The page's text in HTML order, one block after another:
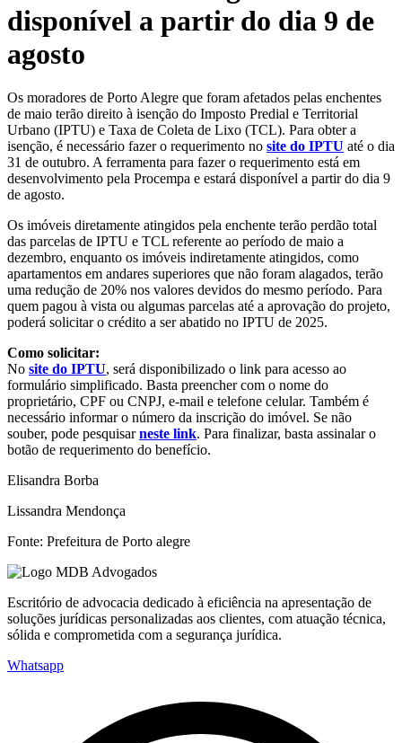
disponível a partir do dia 9 de
agosto
Os moradores de Porto Alegre que foram afetados pelas enchentes
de maio terão direito à isenção do Imposto Predial e Territorial
Urbano (IPTU) e Taxa de Coleta de Lixo (TCL). Para obter a
isenção, é necessário fazer o requerimento no site do IPTU até o dia
31 de outubro. A ferramenta para fazer o requerimento está em
desenvolvimento pela Procempa e estará disponível a partir do dia 9
de agosto.
Os imóveis diretamente atingidos pela enchente terão perdão total
das parcelas de IPTU e TCL referente ao período de maio a
dezembro, enquanto os imóveis indiretamente atingidos, como
apartamentos em andares superiores que não foram alagados, terão
uma redução de 20% nos valores devidos do mesmo período. Para
quem pagou à vista ou algumas parcelas até a aprovação do projeto,
poderá solicitar o crédito a ser abatido no IPTU de 2025.
Como solicitar:
No site do IPTU, será disponibilizado o link para acesso ao
formulário simplificado. Basta preencher com o nome do
proprietário, CPF ou CNPJ, e-mail e telefone celular. Também é
necessário informar o número da inscrição do imóvel. Se não
souber, pode pesquisarneste link. Para finalizar, basta assinalar o
botão de requerimento do benefício.
Elisandra Borba
Lissandra Mendonça
Fonte: Prefeitura de Porto alegre
Escritório de advocacia dedicado à eficiência na apresentação de
soluções jurídicas personalizadas aos clientes, com atuação técnica,
sólida e comprometida com a segurança jurídica.
Whatsapp